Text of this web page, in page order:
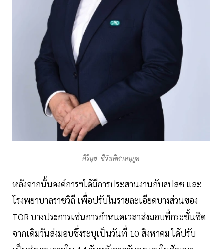
ศิรินุช ชีวันพิศาลนุกูล
หลังจากนั้นองค์การฯได้มีการประสานงานกับสปสช.และ
โรงพยาบาลราชวิถี เพื่อปรับในรายละเอียดบางส่วนของ
TOR บางประการเช่นการกำหนดเวลาส่งมอบที่กระชั้นชิด
จากเดิมวันส่งมอบซึ่งระบุเป็นวันที่ 10 สิงหาคม ได้ปรับ